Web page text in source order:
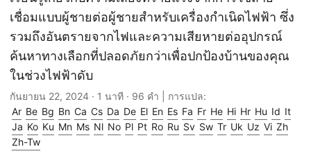
เชื่อมแบบผู้ชายต่อผู้ชายสำหรับเครื่องกำเนิดไฟฟ้า ซึ่ง
รวมถึงอันตรายจากไฟและความเสียหายต่ออุปกรณ์
ค้นหาทางเลือกที่ปลอดภัยกว่าเพื่อปกป้องบ้านของคุณ
ในช่วงไฟฟ้าดับ
กันยายน 22, 2024 · 1 นาที · 96 คำ | การแปล:
Ar Be Bg Bn Ca Cs Da De El En Es Fa Fr He Hi Hr Hu Id It
Ja Ko Ku Mn Ms Nl No Pl Pt Ro Ru Sv Sw Tr Uk Uz Vi Zh
Zh-Tw